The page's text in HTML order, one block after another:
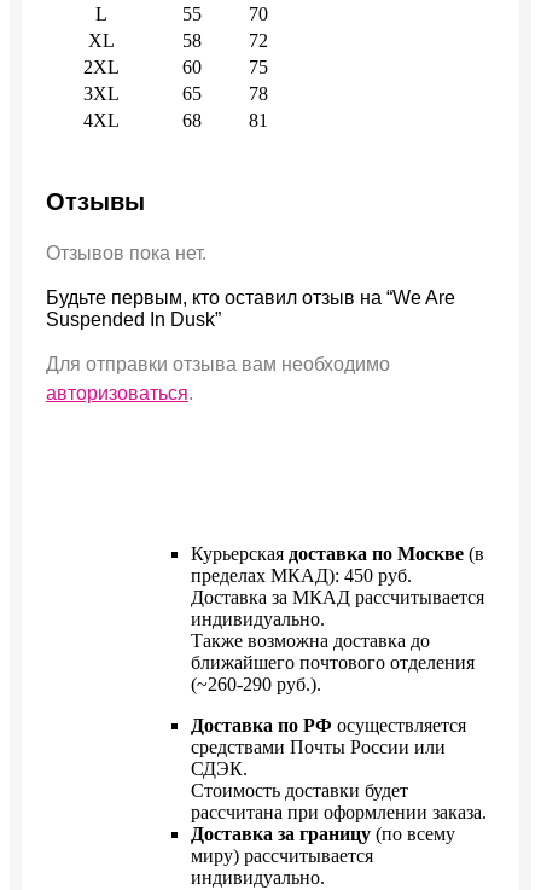
L
55
70
XL
58
72
2XL
60
75
3XL
65
78
4XL
68 81
Отзывы
Отзывов пока нет.
Будьте первым, кто оставил отзыв на “We Are
Suspended In Dusk”
Для отправки отзыва вам необходимо
авторизоваться.
Курьерская доставка по Москве (в
пределах МКАД): 450 руб.
Доставка за МКАД рассчитывается
индивидуально.
Также возможна доставка до
ближайшего почтового отделения
(~260-290 руб.).
Доставка по РФ осуществляется
средствами Почты России или
СДЭК.
Стоимость доставки будет
рассчитана при оформлении заказа.
Доставка за границу (по всему
миру) рассчитывается
индивидуально.